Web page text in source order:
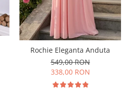
Rochie Eleganta Anduta
549,00 RON
338,00 RON